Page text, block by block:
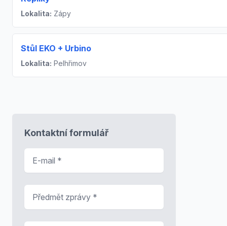
Lokalita: Zápy
Stůl EKO + Urbino
Lokalita: Pelhřimov
Kontaktní formulář